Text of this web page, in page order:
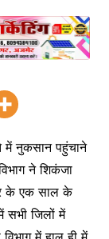
में नुकसान पहुंचाने
ने शिकंजा
के एक साल के
सभी जिलों में